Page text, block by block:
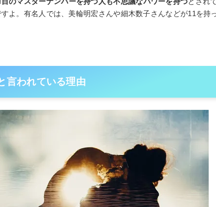
よ。有名人では、美輪明宏さんや細木数子さんなどが11を持
言われている理由